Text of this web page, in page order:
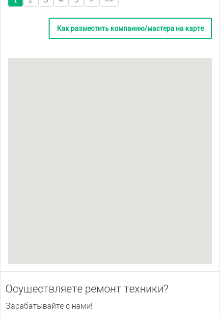
Как разместить компанию/мастера на карте
Осуществляете ремонт техники?
Зарабатывайте с нами!